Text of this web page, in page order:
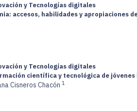
y Tecnologías digitales
accesos, habilidades y
y Tecnologías digitales
científica y tecnológica de jóvenes
Cisneros Chacón 1